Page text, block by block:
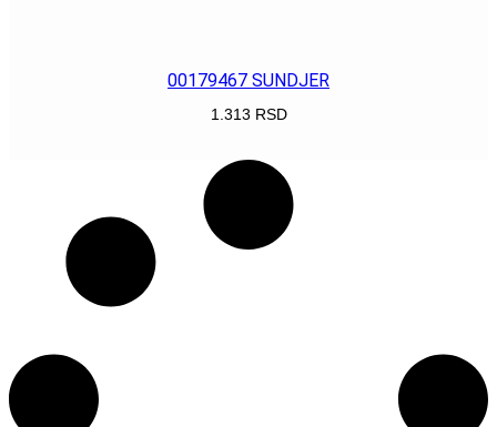
00179467 SUNDJER
1.313 RSD